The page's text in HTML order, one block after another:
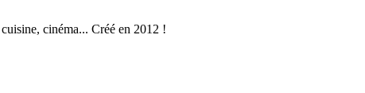
cinéma... Créé en 2012 !